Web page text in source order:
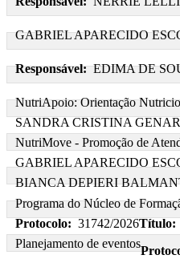
GABRIEL APARECIDO
Responsável: EDIMA DE
NutriApoio: Orientação
SANDRA CRISTINA
NutriMove - Promoção de
GABRIEL APARECIDO
BIANCA DEPIERI
Programa do Núcleo de
Protocolo: 31742/2026Título:
Planejamento de eventos